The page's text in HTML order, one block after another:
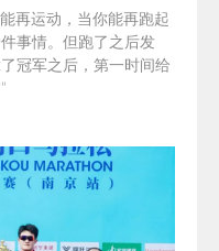
再运动，当你能再跑起
事情。但跑了之后发
冠军之后，第一时间给
”